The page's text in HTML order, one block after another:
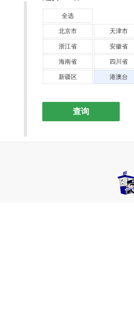
全选
北京市 天津市
浙江省 安徽省
海南省 四川省
新疆区 港澳台
查询